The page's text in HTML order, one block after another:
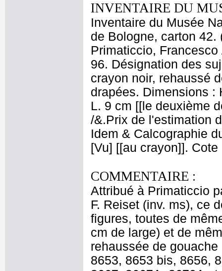
INVENTAIRE DU
Inventaire du Musée
de Bologne, carton 42.
Primaticcio,
96. Désignation des
crayon noir, rehaussé
drapées. Dimensions :
L. 9 cm [[le deuxième
/&.Prix de l'estimation
Idem & Calcographie
[Vu] [[au crayon]]. Cote
COMMENTAIRE :
Attribué à Primaticcio
F. Reiset (inv. ms), ce
figures, toutes de
cm de large) et de
rehaussée de
8653, 8653 bis, 8656,